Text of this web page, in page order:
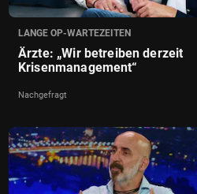
LANGE OP-WARTEZEITEN
Ärzte: „Wir betreiben derzeit
Krisenmanagement“
Nachgefragt